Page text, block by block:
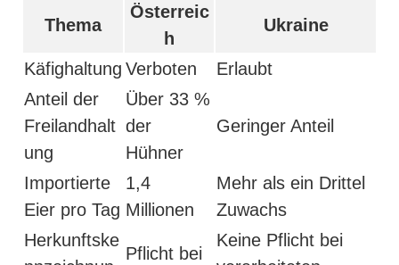
Thema
Österreic
h
Ukraine
Käfighaltung Verboten
Erlaubt
Anteil der
Freilandhalt
ung
Über 33 %
der
Hühner
Geringer Anteil
Importierte
Eier pro Tag
1,4
Millionen
Mehr als ein Drittel
Zuwachs
Herkunftske
Pflicht bei
Keine Pflicht bei